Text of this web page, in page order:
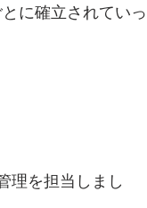
に確立されていっ
理を担当しまし